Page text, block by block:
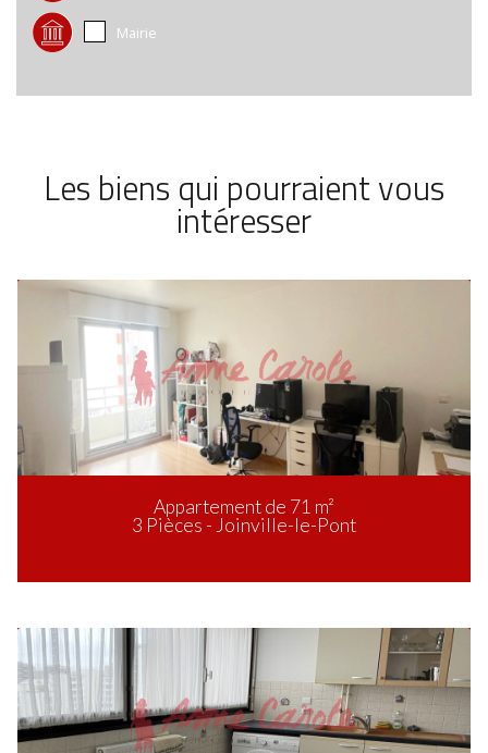
Mairie
Les biens qui pourraient vous
intéresser
Appartement de 71 m²
3 Pièces - Joinville-le-Pont